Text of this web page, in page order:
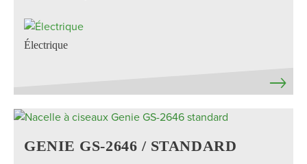
Électrique
GENIE GS-2646 / STANDARD